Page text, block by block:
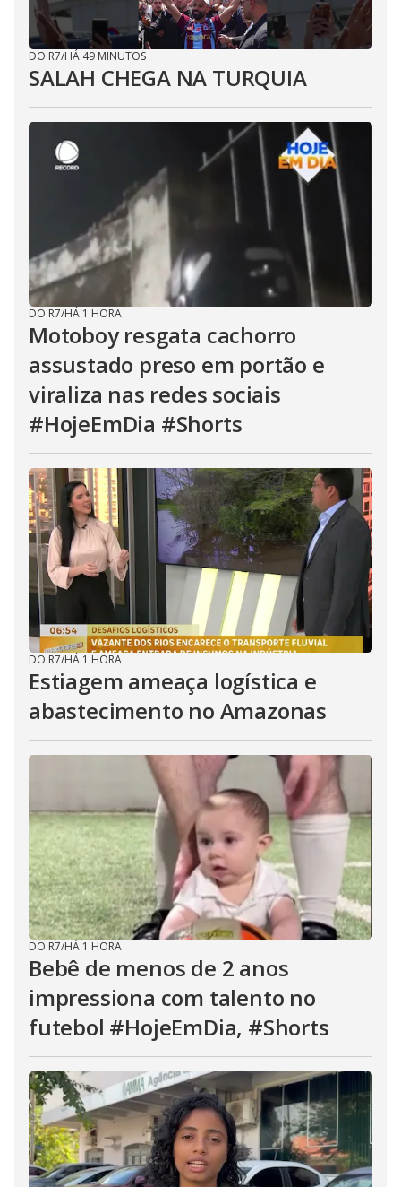
DO R7/HÁ 49 MINUTOS
SALAH CHEGA NA TURQUIA
DO R7/HÁ 1 HORA
Motoboy resgata cachorro
assustado preso em portão e
viraliza nas redes sociais
#HojeEmDia #Shorts
DO R7/HÁ 1 HORA
Estiagem ameaça logística e
abastecimento no Amazonas
DO R7/HÁ 1 HORA
Bebê de menos de 2 anos
impressiona com talento no
futebol #HojeEmDia, #Shorts